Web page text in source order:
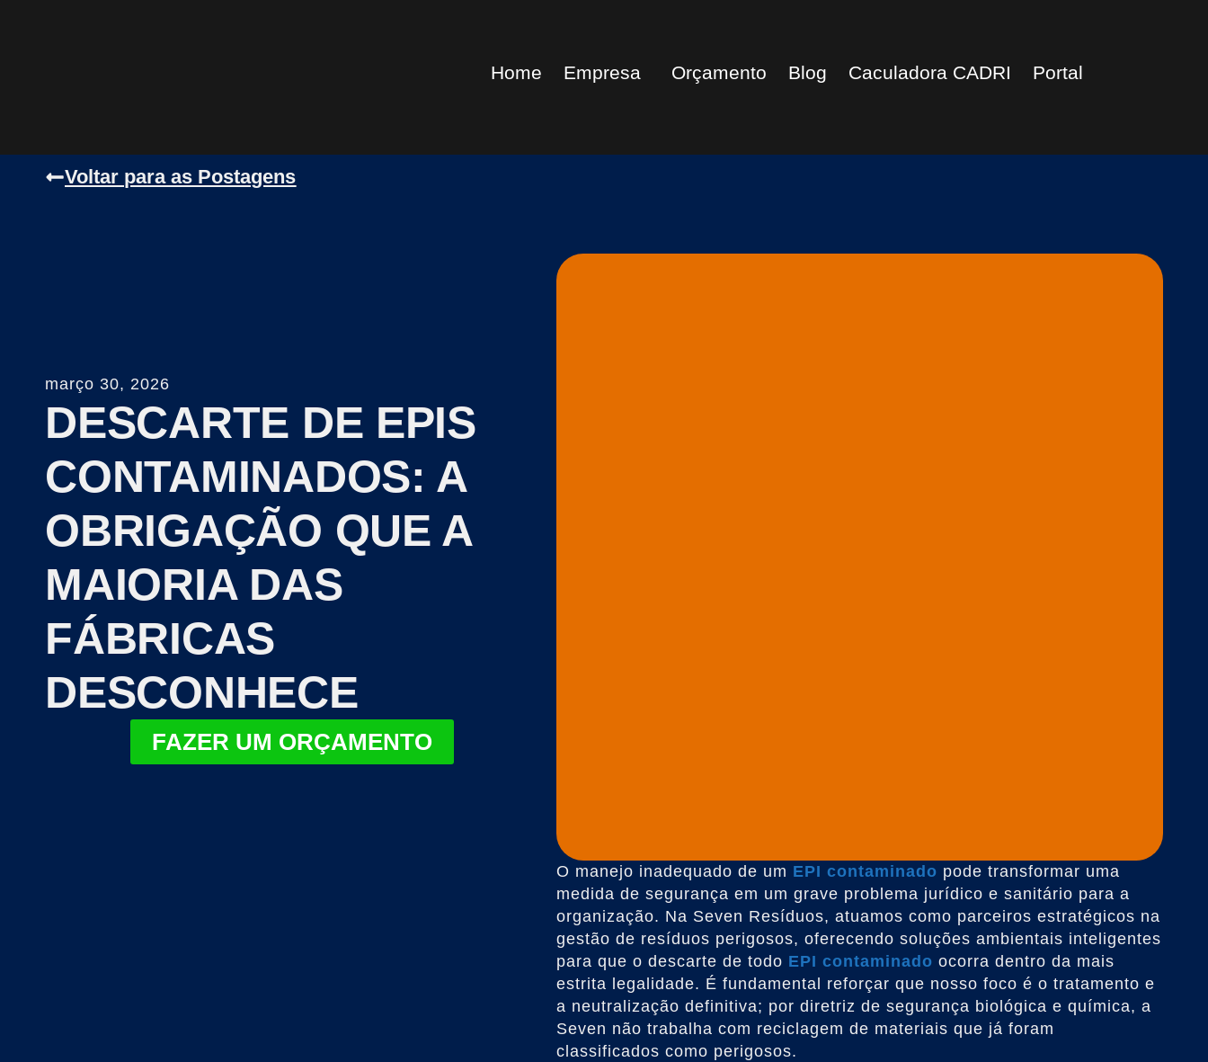
Home Empresa Orçamento Blog Caculadora CADRI Portal
Voltar para as Postagens
março 30, 2026
DESCARTE DE EPIS
CONTAMINADOS: A
OBRIGAÇÃO QUE A
MAIORIA DAS
FÁBRICAS
DESCONHECE
FAZER UM ORÇAMENTO
O manejo inadequado de um EPI contaminado pode transformar uma
medida de segurança em um grave problema jurídico e sanitário para a
organização. Na Seven Resíduos, atuamos como parceiros estratégicos na
gestão de resíduos perigosos, oferecendo soluções ambientais inteligentes
para que o descarte de todo EPI contaminado ocorra dentro da mais
estrita legalidade. É fundamental reforçar que nosso foco é o tratamento e
a neutralização definitiva; por diretriz de segurança biológica e química, a
Seven não trabalha com reciclagem de materiais que já foram
classificados como perigosos.